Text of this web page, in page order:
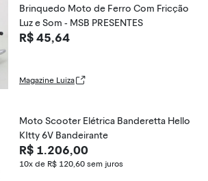
Brinquedo Moto de Ferro Com Fricção
Luz e Som - MSB PRESENTES
R$ 45,64
Magazine Luiza
Moto Scooter Elétrica Banderetta Hello
KItty 6V Bandeirante
R$ 1.206,00
10x de R$ 120,60 sem juros